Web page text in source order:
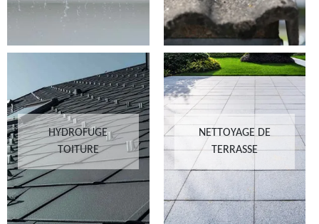
HYDROFUGE
TOITURE
NETTOYAGE DE
TERRASSE